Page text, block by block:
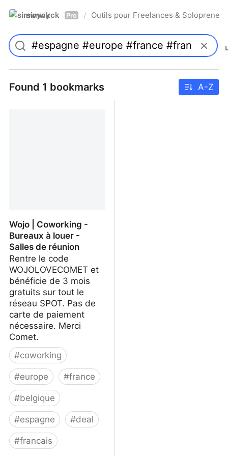
simwyck Pro / Outils pour Freelances &
Found 1 bookmarks A-Z
Wojo | Coworking -
Bureaux à louer -
Salles de réunion
Rentre le code
WOJOLOVECOMET et
bénéficie de 3 mois
gratuits sur tout le
réseau SPOT. Pas de
carte de paiement
nécessaire. Merci
Comet.
#coworking
#europe #france
#belgique
#espagne #deal
#francais